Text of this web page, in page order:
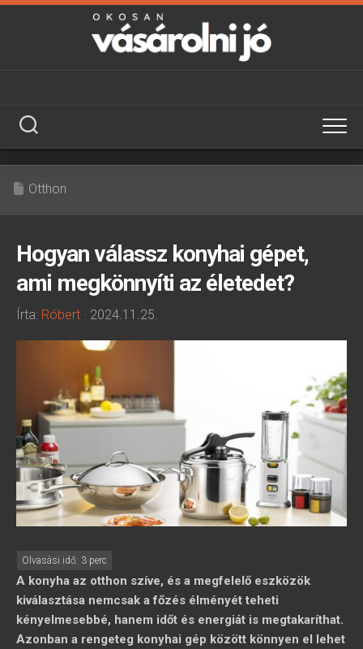
Skip
Otthon
Hogyan válassz konyhai gépet,
ami megkönnyíti az életedet?
Írta: Róbert · 2024.11.25.
A konyha az otthon szíve, és a megfelelő eszközök
kiválasztása nemcsak a főzés élményét teheti
kényelmesebbé, hanem időt és energiát is megtakaríthat.
Azonban a rengeteg konyhai gép között könnyen el lehet